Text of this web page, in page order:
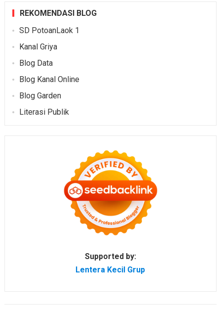
REKOMENDASI BLOG
SD PotoanLaok 1
Kanal Griya
Blog Data
Blog Kanal Online
Blog Garden
Literasi Publik
Supported by:
Lentera Kecil Grup